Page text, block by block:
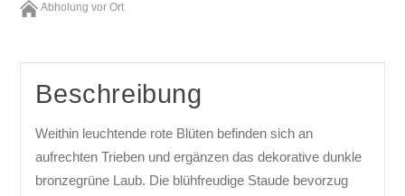
Abholung vor Ort
Beschreibung
Weithin leuchtende rote Blüten befinden sich an
aufrechten Trieben und ergänzen das dekorative dunkle
bronzegrüne Laub. Die blühfreudige Staude bevorzug